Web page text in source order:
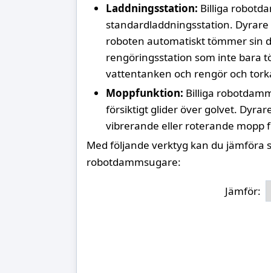
Laddningsstation: Billiga
standardladdningsstation.
roboten automatiskt tömmer sin
rengöringsstation som inte bara
vattentanken och rengör och
Moppfunktion: Billiga
försiktigt glider över golvet.
vibrerande eller roterande mopp
Med följande verktyg kan du
robotdammsugare:
Jämför: